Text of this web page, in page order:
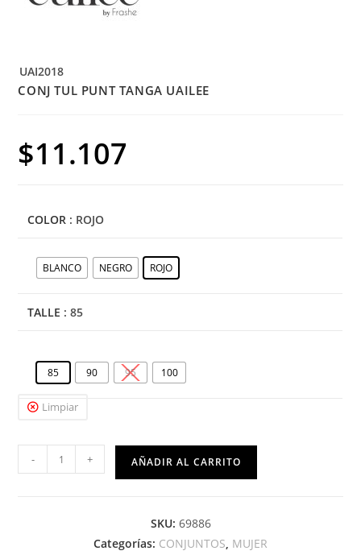
UAI2018
CONJ TUL PUNT TANGA UAILEE
$11.107
COLOR : ROJO
BLANCO NEGRO ROJO
TALLE : 85
85 90 95 100
Limpiar
- + AÑADIR AL CARRITO
SKU: 69886
Categorías: CONJUNTOS, MUJER